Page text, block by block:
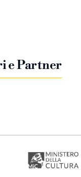
e Partner